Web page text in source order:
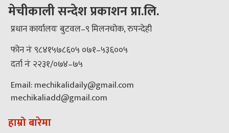
मेचीकाली सन्देश प्रकाशन प्रा.लि.
प्रधान कार्यालयः बुटवल–९ मिलनचोक, रुपन्देही
फोन नंः ९८४१५७८६०५ ०७१–५३६००५
दर्ता नंः २२३१/०७४–७५
Email: mechikalidaily@gmail.com
mechikaliadd@gmail.com
हाम्रो बारेमा